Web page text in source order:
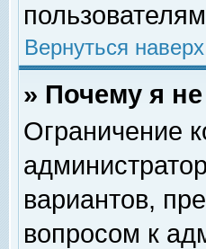
Вернуться наверх
» Почему я
Ограничение
вариантов,
вопросом к